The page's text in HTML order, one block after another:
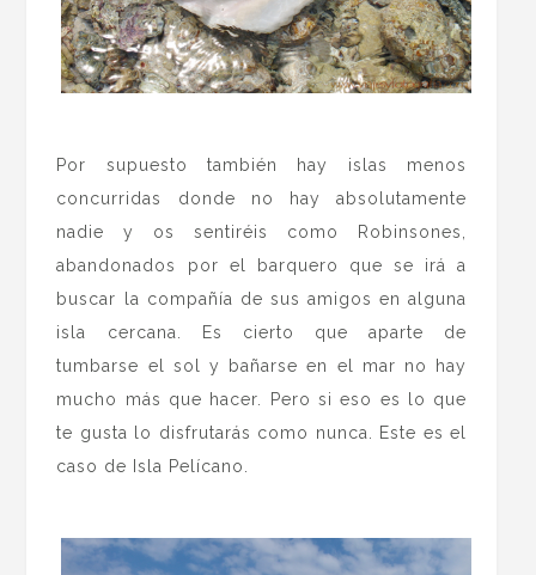
Por supuesto también hay islas menos
concurridas donde no hay absolutamente
nadie y os sentiréis como Robinsones,
abandonados por el barquero que se irá a
buscar la compañía de sus amigos en alguna
isla cercana. Es cierto que aparte de
tumbarse el sol y bañarse en el mar no hay
mucho más que hacer. Pero si eso es lo que
te gusta lo disfrutarás como nunca. Este es el
caso de Isla Pelícano.